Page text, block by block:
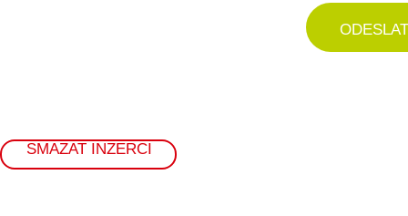
ODESLAT
SMAZAT INZERCI